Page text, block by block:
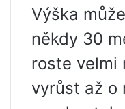
Výška
někdy 30
roste velmi
vyrůst až o